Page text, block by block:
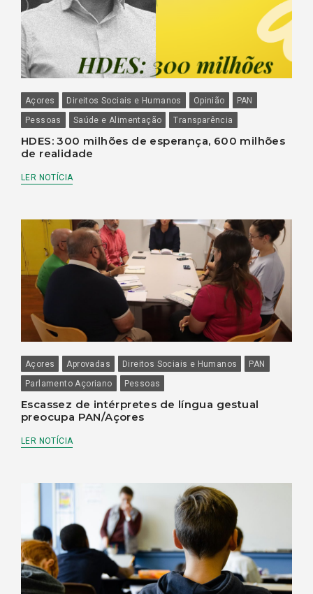
Açores Direitos Sociais e Humanos Opinião
PAN
Pessoas
Saúde e Alimentação Transparência
HDES: 300 milhões de esperança, 600 milhões
de realidade
LER NOTÍCIA
Açores Aprovadas Direitos Sociais e Humanos
PAN
Parlamento Açoriano
Pessoas
Escassez de intérpretes de língua gestual
preocupa PAN/Açores
LER NOTÍCIA